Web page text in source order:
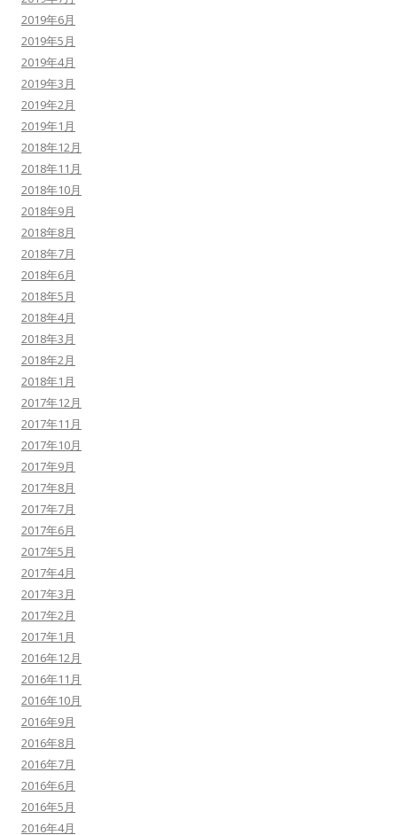
2019年6月
2019年5月
2019年4月
2019年3月
2019年2月
2019年1月
2018年12月
2018年11月
2018年10月
2018年9月
2018年8月
2018年7月
2018年6月
2018年5月
2018年4月
2018年3月
2018年2月
2018年1月
2017年12月
2017年11月
2017年10月
2017年9月
2017年8月
2017年7月
2017年6月
2017年5月
2017年4月
2017年3月
2017年2月
2017年1月
2016年12月
2016年11月
2016年10月
2016年9月
2016年8月
2016年7月
2016年6月
2016年5月
2016年4月